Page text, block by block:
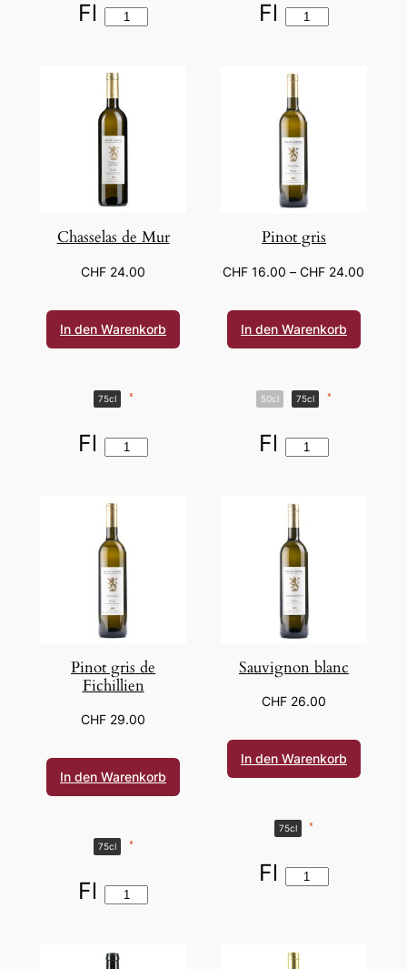
Fl Fl
Chasselas de Mur
CHF 24.00
In den Warenkorb
75cl *
Fl
Pinot gris
CHF 16.00 –CHF 24.00
In den Warenkorb
50cl 75cl *
Fl
Pinot gris de
Fichillien
CHF 29.00
In den Warenkorb
75cl *
Fl
Sauvignon blanc
CHF26.00
In den Warenkorb
75cl *
Fl